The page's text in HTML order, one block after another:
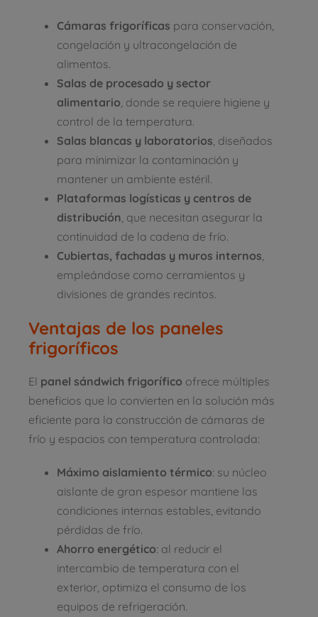
Cámaras frigoríficas para conservación,
congelación y ultracongelación de
alimentos.
Salas de procesado y sector
alimentario , donde se requiere higiene y
control de la temperatura.
Salas blancas y laboratorios , diseñados
para minimizar la contaminación y
mantener un ambiente estéril.
Plataformas logísticas y centros de
distribución , que necesitan asegurar la
continuidad de la cadena de frío.
Cubiertas, fachadas y muros internos
empleándose como cerramientos y
divisiones de grandes recintos.
Ventajas de los paneles
frigoríficos
El panel sándwich frigorífico ofrece múltiples
beneficios que lo convierten en la solución más
eficiente para la construcción de cámaras de
frío y espacios con temperatura controlada:
Máximo aislamiento térmico: su núcleo
aislante de gran espesor mantiene las
condiciones internas estables, evitando
pérdidas de frío.
Ahorro energético: al reducir el
intercambio de temperatura con el
exterior, optimiza el consumo de los
equipos de refrigeración.